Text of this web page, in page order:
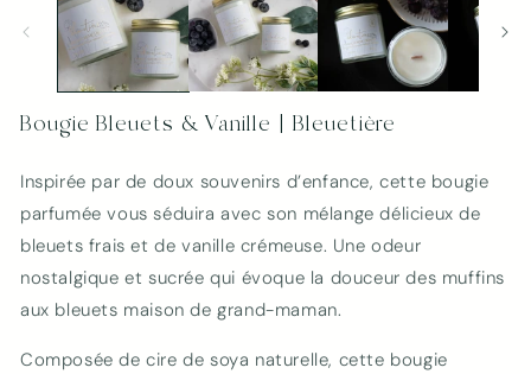
une
fenêtre
modale
Bougie Bleuets & Vanille | Bleuetière
Inspirée par de doux souvenirs d’enfance, cette bougie
parfumée vous séduira avec son mélange délicieux de
bleuets frais et de vanille crémeuse. Une odeur
nostalgique et sucrée qui évoque la douceur des muffins
aux bleuets maison de grand-maman.
Composée de cire de soya naturelle, cette bougie